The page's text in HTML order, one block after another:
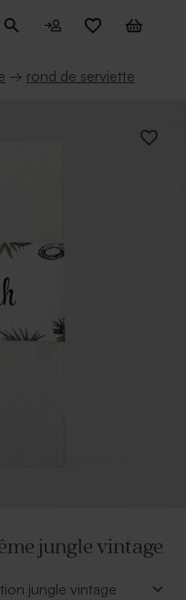
→ rond de serviette
jungle vintage
jungle vintage